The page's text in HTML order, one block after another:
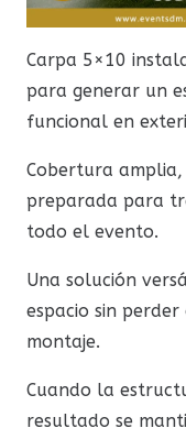
Carpa 5×10
para generar un
funcional en
Cobertura
preparada para
todo el evento.
Una solución
espacio sin
montaje.
Cuando la
resultado se